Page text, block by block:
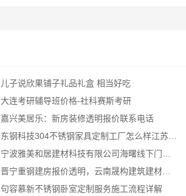
儿子说欣果铺子礼品礼盒 相当好吃
大连考研辅导班价格-社科赛斯考研
嘉兴美居乐：新房装修透明报价联系电话
句容慕新不锈钢卧室定制服务施工流程详解